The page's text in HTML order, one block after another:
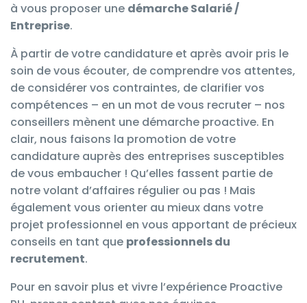
à vous proposer une démarche Salarié /
Entreprise.
À partir de votre candidature et après avoir pris le
soin de vous écouter, de comprendre vos attentes,
de considérer vos contraintes, de clarifier vos
compétences – en un mot de vous recruter – nos
conseillers mènent une démarche proactive. En
clair, nous faisons la promotion de votre
candidature auprès des entreprises susceptibles
de vous embaucher ! Qu’elles fassent partie de
notre volant d’affaires régulier ou pas ! Mais
également vous orienter au mieux dans votre
projet professionnel en vous apportant de précieux
conseils en tant que professionnels du
recrutement.
Pour en savoir plus et vivre l’expérience Proactive